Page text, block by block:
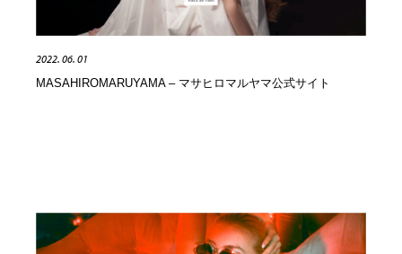
2022. 06. 01
MASAHIROMARUYAMA – マサヒロマルヤマ公式サイト